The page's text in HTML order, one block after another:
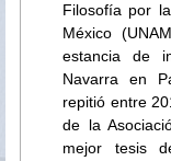
Filosofía por
México
estancia de
Navarra en
repitió entre
de la
mejor tesis